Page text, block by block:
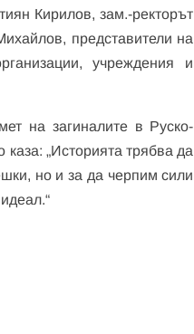
Кирилов, зам.-ректорът
представители на
учреждения и
на загиналите в Руско-
„Историята трябва да
но и за да черпим сили